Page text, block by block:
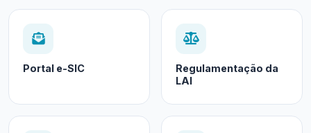
Portal e-SIC
Regulamentação da
LAI